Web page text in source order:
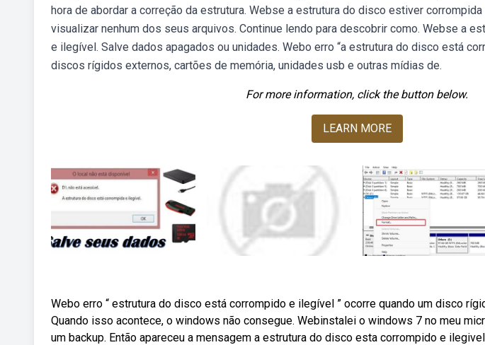
hora de abordar a correção da estrutura. Webse a estrutura do disco estiver
visualizar nenhum dos seus arquivos. Continue lendo para descobrir como. Webse a
e ilegível. Salve dados apagados ou unidades. Webo erro “a estrutura do disco está
discos rígidos externos, cartões de memória, unidades usb e outras mídias de.
For more information, click the button below.
LEARN MORE
Webo erro “ estrutura do disco está corrompido e ilegível ” ocorre quando um disco
Quando isso acontece, o windows não consegue. Webinstalei o windows 7 no meu
um backup. Então apareceu a mensagem a estrutura do disco esta corrompido e